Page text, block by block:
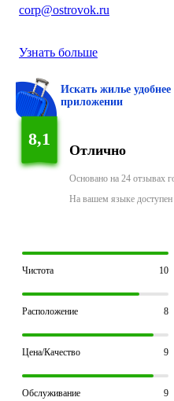
corp@ostrovok.ru
Узнать больше
Искать жилье
приложении
8,1
Отлично
Основано на 24 отзывах
На вашем языке доступен
Чистота 10
Расположение 8
Цена/Качество 9
Обслуживание 9